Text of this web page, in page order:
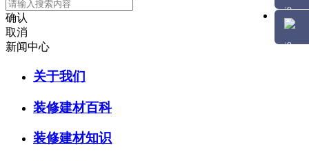
确认
取消
新闻中心
关于我们
装修建材百科
装修建材知识